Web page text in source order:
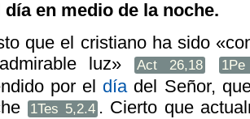
día en medio de la noche.
que el cristiano ha sido
luz»
Act 26,18
por el díadel Señor,
1Tes 5,2.4 . Cierto que